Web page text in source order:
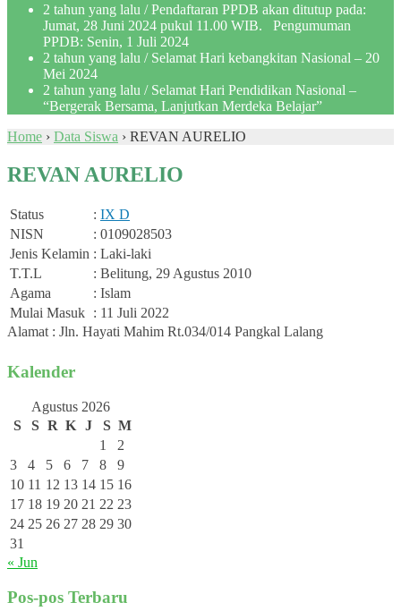
2 tahun yang lalu / Pendaftaran PPDB akan ditutup pada:
Jumat, 28 Juni 2024 pukul 11.00 WIB. Pengumuman
PPDB: Senin, 1 Juli 2024
2 tahun yang lalu / Selamat Hari kebangkitan Nasional – 20
Mei 2024
2 tahun yang lalu / Selamat Hari Pendidikan Nasional –
“Bergerak Bersama, Lanjutkan Merdeka Belajar”
Home › Data Siswa › REVAN AURELIO
REVAN AURELIO
Status : IX D
NISN
: 0109028503
Jenis Kelamin : Laki-laki
T.T.L
: Belitung, 29 Agustus 2010
Agama
: Islam
Mulai Masuk : 11 Juli 2022
Alamat : Jln. Hayati Mahim Rt.034/014 Pangkal Lalang
Kalender
Agustus 2026
S
S R K J S M
1
2
3
4 5 6 7 8
9
10 11 12 13 14 15 16
17 18 19 20 21 22 23
24 25 26 27 28 29 30
31
« Jun
Pos-pos Terbaru